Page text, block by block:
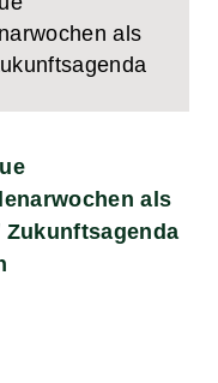
als